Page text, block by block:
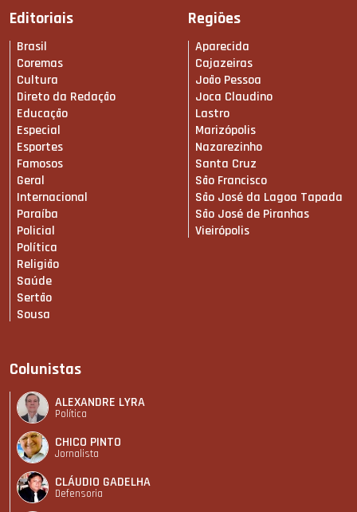
Editoriais
Brasil
Coremas
Cultura
Direto da Redação
Educação
Especial
Esportes
Famosos
Geral
Internacional
Paraíba
Policial
Política
Religião
Saúde
Sertão
Sousa
Regiões
Aparecida
Cajazeiras
João Pessoa
Joca Claudino
Lastro
Marizópolis
Nazarezinho
Santa Cruz
São Francisco
São José da Lagoa Tapada
São José de Piranhas
Vieirópolis
Colunistas
ALEXANDRE LYRA
Política
CHICO PINTO
Jornalista
CLÁUDIO GADELHA
Defensoria